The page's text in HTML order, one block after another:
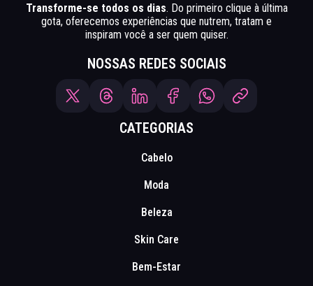
Transforme-se todos os dias. Do primeiro clique à última
gota, oferecemos experiências que nutrem, tratam e
inspiram você a ser quem quiser.
NOSSAS REDES SOCIAIS
CATEGORIAS
Cabelo
Moda
Beleza
Skin Care
Bem-Estar